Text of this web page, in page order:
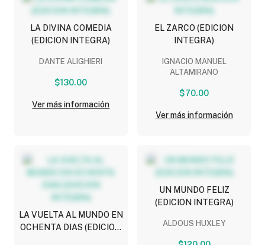
LA DIVINA COMEDIA
(EDICION INTEGRA)
DANTE ALIGHIERI
$130.00
Ver más información
EL ZARCO (EDICION
INTEGRA)
IGNACIO MANUEL
ALTAMIRANO
$70.00
Ver más información
LA VUELTA AL MUNDO EN
OCHENTA DIAS (EDICION
UN MUNDO FELIZ
(EDICION INTEGRA)
ALDOUS HUXLEY